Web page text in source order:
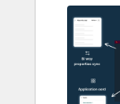
ver
itens